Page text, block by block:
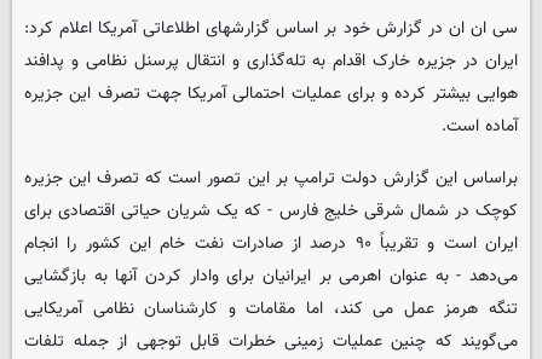
سی ان ان در گزارش خود بر اساس گزارشهای اطلاعاتی آمریکا اعلام کرد:
ایران در جزیره خارک اقدام به تله‌گذاری و انتقال پرسنل نظامی و پدافند
هوایی بیشتر کرده و برای عملیات احتمالی آمریکا جهت تصرف این جزیره
آماده است.
براساس این گزارش دولت ترامپ بر این تصور است که تصرف این جزیره
کوچک در شمال شرقی خلیج فارس - که یک شریان حیاتی اقتصادی برای
ایران است و تقریباً ۹۰ درصد از صادرات نفت خام این کشور را انجام
می‌دهد - به عنوان اهرمی بر ایرانیان برای وادار کردن آنها به بازگشایی
تنگه هرمز عمل می کند، اما مقامات و کارشناسان نظامی آمریکایی
می‌گویند که چنین عملیات زمینی خطرات قابل توجهی از جمله تلفات